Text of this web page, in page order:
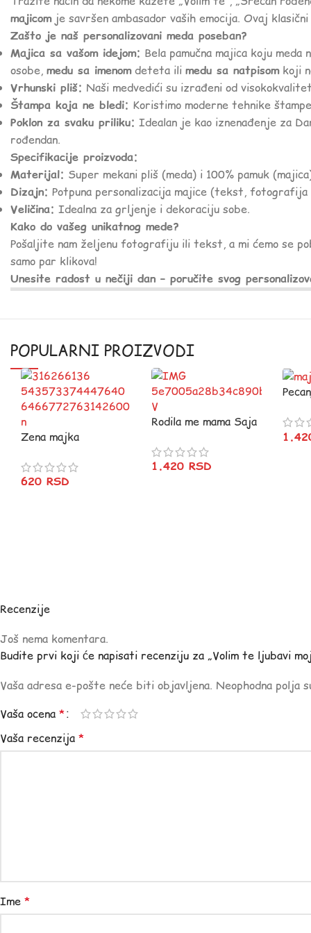
majicomje savršen ambasador vaših emocija. Ovaj
Zašto je naš personalizovani meda poseban?
Majica sa vašom idejom: Bela pamučna majica koju
osobe, medu sa imenomdeteta ili medu sa natpisomkoji
Vrhunski pliš: Naši medvedići su izrađeni od
Štampa koja ne bledi: Koristimo moderne tehnike
Poklon za svaku priliku: Idealan je kao iznenađenje za
rođendan.
Specifikacije proizvoda:
Materijal: Super mekani pliš (meda) i 100% pamuk
Dizajn: Potpuna personalizacija majice (tekst, fotografija
Veličina: Idealna za grljenje i dekoraciju sobe.
Kako do vašeg unikatnog mede?
Pošaljite nam željenu fotografiju ili tekst, a mi ćemo se
samo par klikova!
Unesite radost u nečiji dan – poručite svog
POPULARNI PROIZVODI
Zena majka
620 RSD
Rodila me mama Saja
1.420RSD
Recenzije
Još nema komentara.
Budite prvi koji će napisati recenziju za „Volim te ljubavi
Vaša adresa e-pošte neće biti objavljena. Neophodna polja
Vaša ocena *
Vaša recenzija *
Ime *